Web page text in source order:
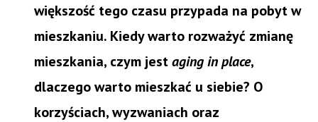
większość tego czasu przypada na pobyt w
mieszkaniu. Kiedy warto rozważyć zmianę
mieszkania, czym jestaging in place,
dlaczego warto mieszkać u siebie? O
korzyściach, wyzwaniach oraz